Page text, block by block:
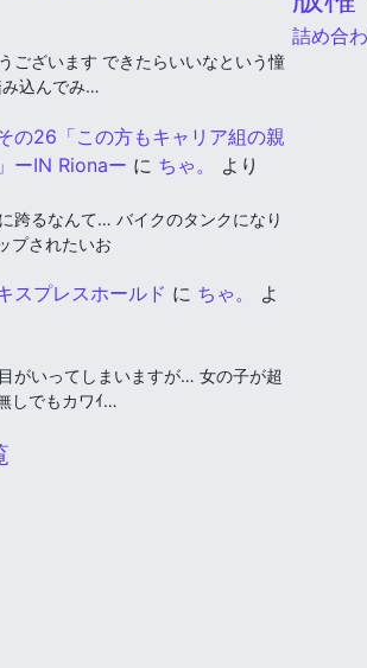
ございます できたらいいなという憧
込んでみ…
の26「この方もキャリア組の親
ーIN Rionaー に ちゃ。 より
跨るなんて… バイクのタンクになり
プされたいお
スプレスホールド に ちゃ。
よ
がいってしまいますが… 女の子が超
しでもカワｲ…
詰め合